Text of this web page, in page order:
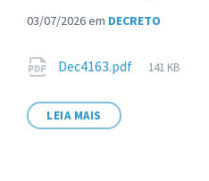
03/07/2026em DECRETO
Anexos
Dec4163.pdf
Tamanho
141 KB
LEIA MAIS